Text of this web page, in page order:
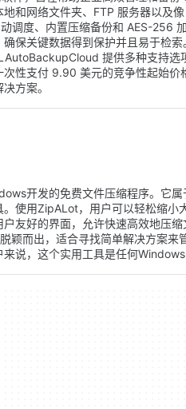
和网络文件夹、FTP 服务器以及
调度、内置压缩备份和 AES-256
保关键数据得到保护并且易于检索
提供多种支持选
性支付 9.90 美元的竞争性起始价
方案。
开发的免费文件压缩程序。它属
使用ZipALot，用户可以轻松缩小
友好的界面，允许快速高效地压
颖而出，适合寻找简单解决方案来
说，这个实用工具是任何Windows